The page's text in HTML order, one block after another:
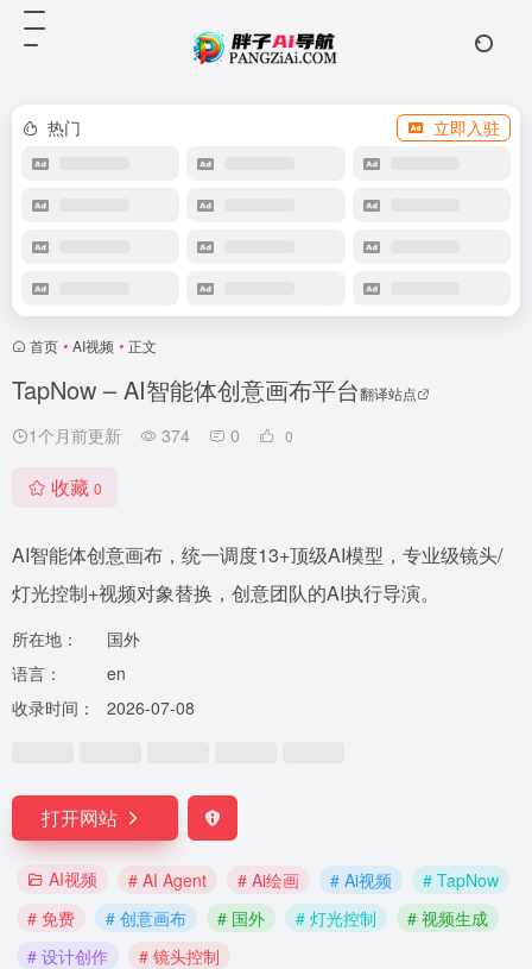
热门 立即入驻
首页 • AI视频 • 正文
TapNow – AI智能体创意画布平台翻译站点
1个月前更新 374 0 0
收藏 0
AI智能体创意画布，统一调度13+顶级AI模型，专业级镜头/
灯光控制+视频对象替换，创意团队的AI执行导演。
所在地：
国外
语言：
en
收录时间：
2026-07-08
打开网站
AI视频 # AI Agent # Ai绘画 # Ai视频
# TapNow
# 免费
# 创意画布 # 国外 # 灯光控制
# 视频生成
# 设计创作
# 镜头控制